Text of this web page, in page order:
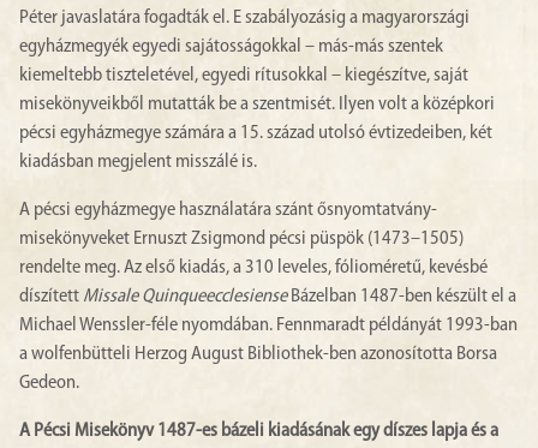
Péter javaslatára fogadták el. E szabályozásig a magyarországi
egyházmegyék egyedi sajátosságokkal – más-más szentek
kiemeltebb tiszteletével, egyedi rítusokkal – kiegészítve, saját
misekönyveikből mutatták be a szentmisét. Ilyen volt a középkori
pécsi egyházmegye számára a 15. század utolsó évtizedeiben, két
kiadásban megjelent misszálé is.
A pécsi egyházmegye használatára szánt ősnyomtatvány-
misekönyveket Ernuszt Zsigmond pécsi püspök (1473–1505)
rendelte meg. Az első kiadás, a 310 leveles, fólioméretű, kevésbé
díszített Missale QuinqueecclesienseBázelban 1487-ben készült el a
Michael Wenssler-féle nyomdában. Fennmaradt példányát 1993-ban
a wolfenbütteli Herzog August Bibliothek-ben azonosította Borsa
Gedeon.
A Pécsi Misekönyv 1487-es bázeli kiadásának egy díszes lapja és a